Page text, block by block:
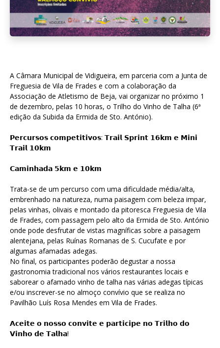
A Câmara Municipal de Vidigueira, em parceria com a Junta de
Freguesia de Vila de Frades e com a colaboração da
Associação de Atletismo de Beja, vai organizar no próximo 1
de dezembro, pelas 10 horas, o Trilho do Vinho de Talha (6ª
edição da Subida da Ermida de Sto. António).
𝗣𝗲𝗿𝗰𝘂𝗿𝘀𝗼𝘀 𝗰𝗼𝗺𝗽𝗲𝘁𝗶𝘁𝗶𝘃𝗼𝘀: 𝗧𝗿𝗮𝗶𝗹 𝗦𝗽𝗿𝗶𝗻𝘁 𝟭𝟲𝗸𝗺 𝗲 𝗠𝗶𝗻𝗶
𝗧𝗿𝗮𝗶𝗹 𝟭𝟬𝗸𝗺
𝗖𝗮𝗺𝗶𝗻𝗵𝗮𝗱𝗮 𝟱𝗸𝗺 𝗲 𝟭𝟬𝗸𝗺
Trata-se de um percurso com uma dificuldade média/alta,
embrenhado na natureza, numa paisagem com beleza impar,
pelas vinhas, olivais e montado da pitoresca Freguesia de Vila
de Frades, com passagem pelo alto da Ermida de Sto. António
onde pode desfrutar de vistas magníficas sobre a paisagem
alentejana, pelas Ruínas Romanas de S. Cucufate e por
algumas afamadas adegas.
No final, os participantes poderão degustar a nossa
gastronomia tradicional nos vários restaurantes locais e
saborear o afamado vinho de talha nas várias adegas típicas
e/ou inscrever-se no almoço convívio que se realiza no
Pavilhão Luís Rosa Mendes em Vila de Frades.
𝗔𝗰𝗲𝗶𝘁𝗲 𝗼 𝗻𝗼𝘀𝘀𝗼 𝗰𝗼𝗻𝘃𝗶𝘁𝗲 𝗲 𝗽𝗮𝗿𝘁𝗶𝗰𝗶𝗽𝗲 𝗻𝗼 𝗧𝗿𝗶𝗹𝗵𝗼 𝗱𝗼
𝗩𝗶𝗻𝗵𝗼 𝗱𝗲 𝗧𝗮𝗹𝗵𝗮!